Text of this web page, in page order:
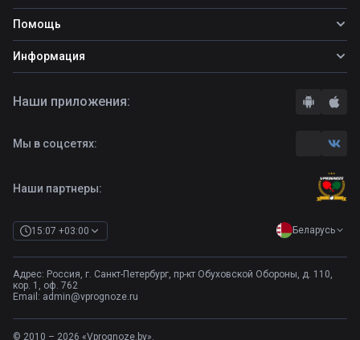
Топ ставок
Прогнозы на футбол
Фрибеты
Помощь
Школа ставок
Вопросы и ответы
Информация
Правила
Контакты
Наши партнеры:
15:07 +03:00 Беларусь
Адрес: Россия, г. Санкт-Петербург, пр-кт Обуховской Обороны, д. 110,
кор. 1, оф. 762
Email: admin@vprognoze.ru
Наши приложения:
Мы в соцсетях:
© 2010 – 2026 «Vprognoze.by».